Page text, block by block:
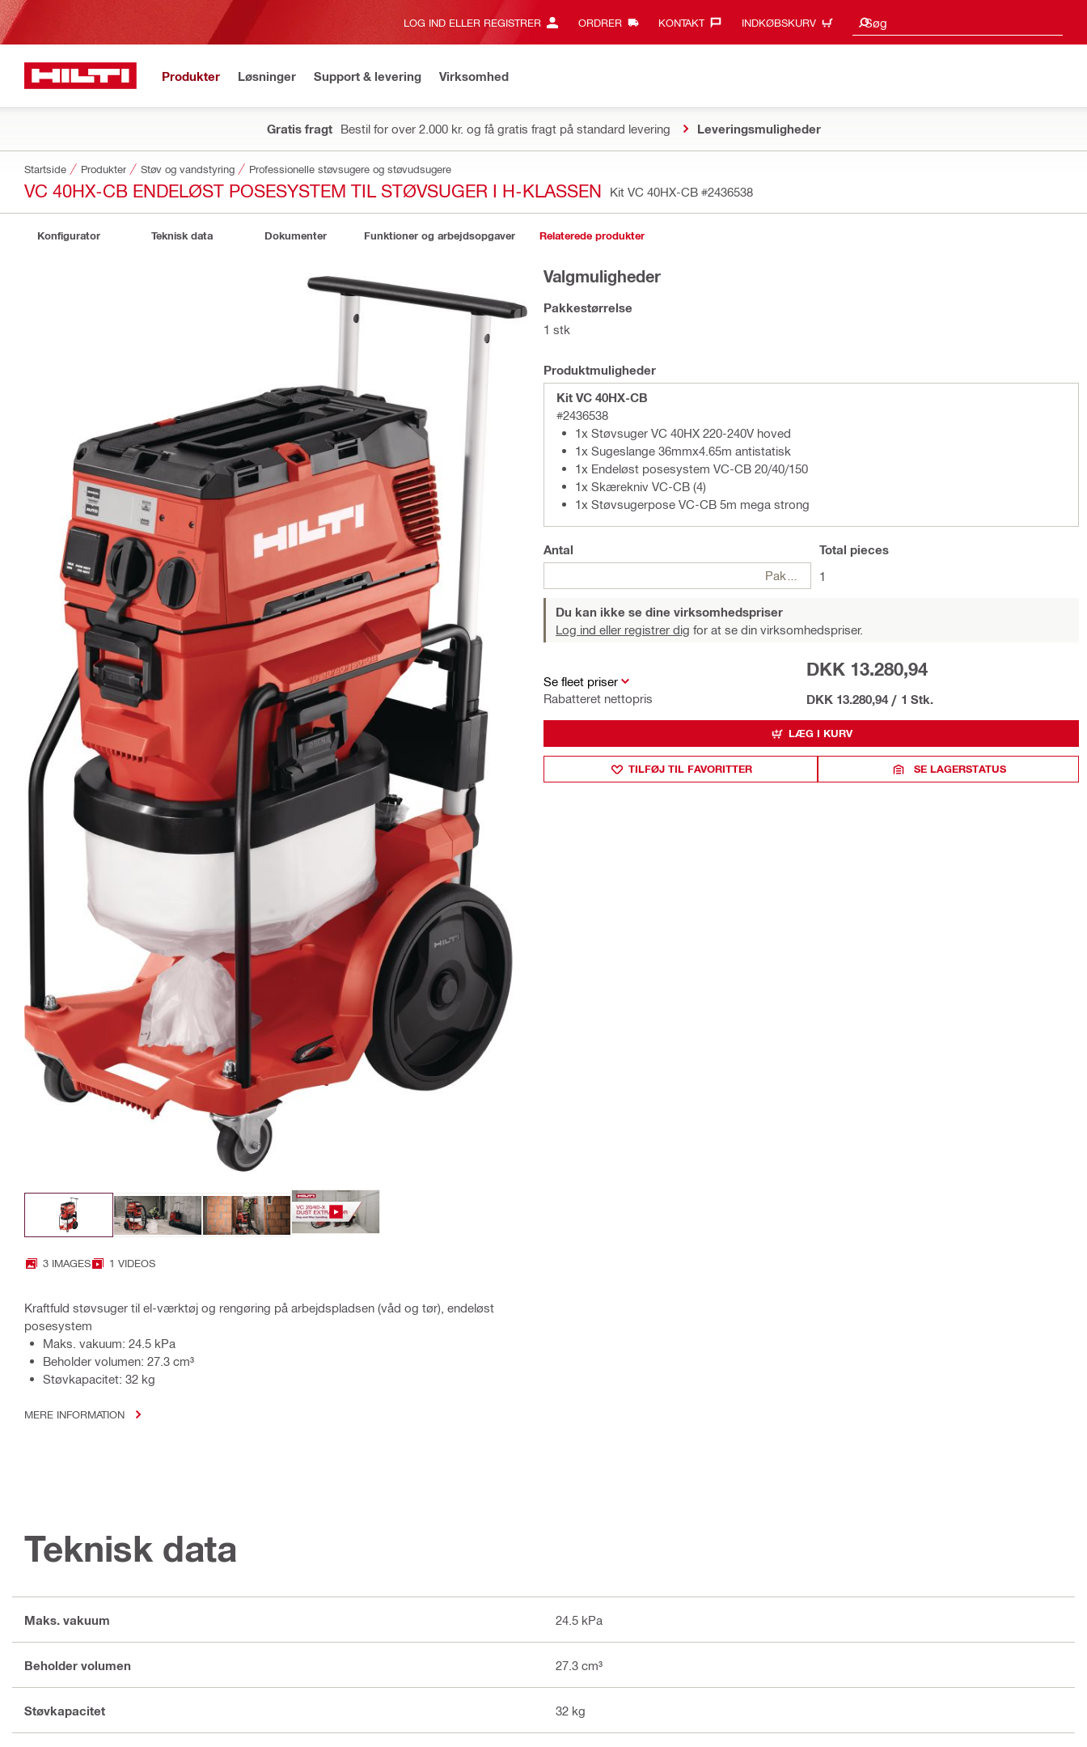
LOG IND ELLER REGISTRER ORDRER KONTAKT‎ INDKØBSKURV Søg
Søgeresultater
Produkter Løsninger Support & levering Virksomhed
Gratis fragt Bestil for over 2.000 kr. og få gratis fragt på standard levering Leveringsmuligheder
Startside Produkter Støv og vandstyring Professionelle støvsugere og støvudsugere
VC 40HX-CB ENDELØST POSESYSTEM TIL STØVSUGER I H-KLASSEN Kit VC 40HX-CB #2436538
Konfigurator Teknisk data Dokumenter Funktioner og arbejdsopgaver Relaterede produkter
3 IMAGES 1 VIDEOS
Kraftfuld støvsuger til el-værktøj og rengøring på arbejdspladsen (våd og tør), endeløst
posesystem
Maks. vakuum: 24.5 kPa
Beholder volumen: 27.3 cm³
Støvkapacitet: 32 kg
MERE INFORMATION
Valgmuligheder
Pakkestørrelse
1 stk
Produktmuligheder
Kit VC 40HX-CB
#2436538
1x Støvsuger VC 40HX 220-240V hoved
1x Sugeslange 36mmx4.65m antistatisk
1x Endeløst posesystem VC-CB 20/40/150
1x Skærekniv VC-CB (4)
1x Støvsugerpose VC-CB 5m mega strong
Antal
Pakker
Total pieces
1
Du kan ikke se dine virksomhedspriser
Log ind eller registrer dig for at se din virksomhedspriser.
Se fleet priser
Rabatteret nettopris
DKK 13.280,94
DKK 13.280,94 / 1 Stk.
LÆG I KURV
TILFØJ TIL FAVORITTER SE LAGERSTATUS
Teknisk data
Maks. vakuum 24.5 kPa
Beholder volumen 27.3 cm³
Støvkapacitet 32 kg